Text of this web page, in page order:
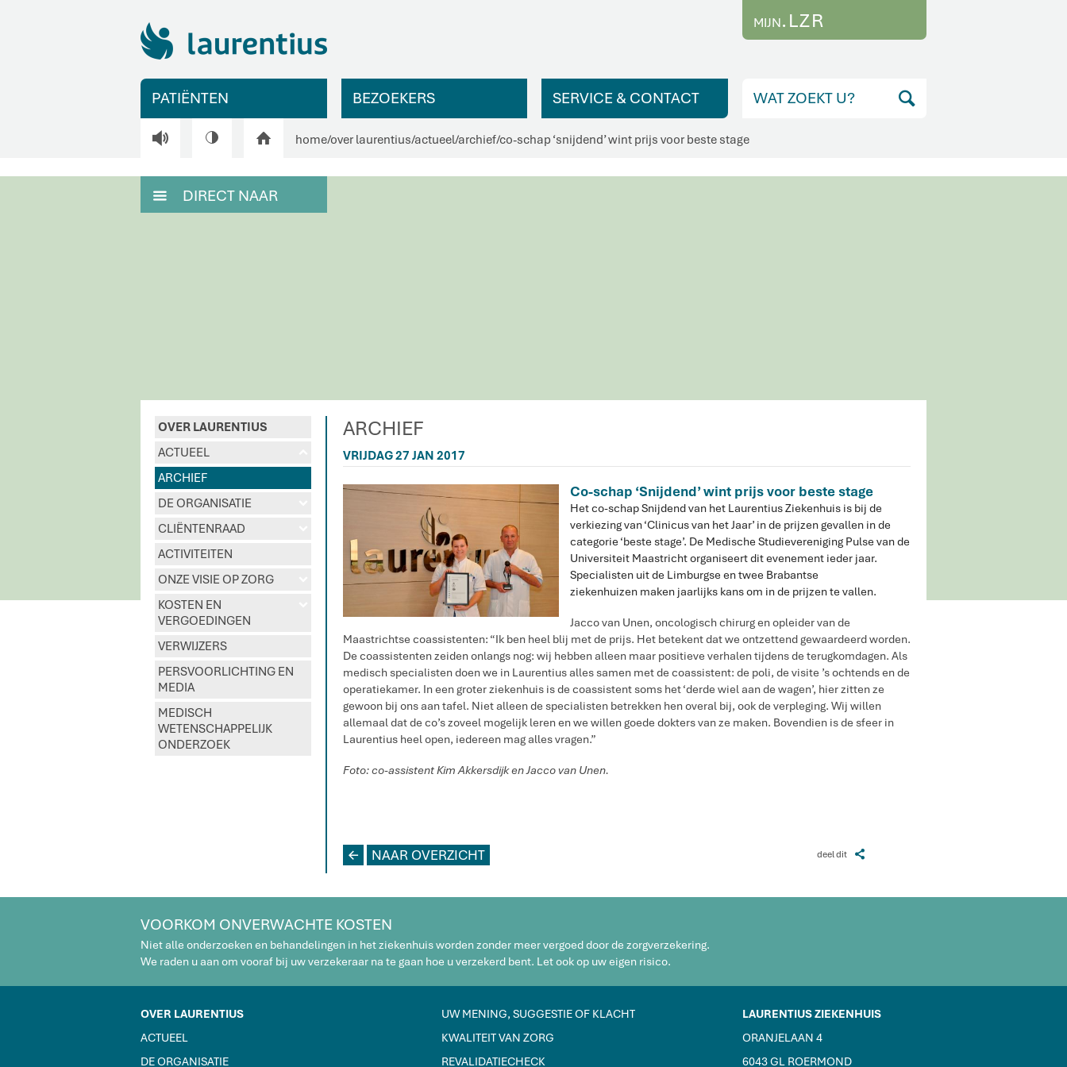
MIJN.LZR
PATIËNTEN BEZOEKERS SERVICE & CONTACT
V H home/over laurentius/actueel/archief/co-schap ‘snijdend’ wint prijs voor beste stage
M DIRECT NAAR
OVER LAURENTIUS
ACTUEEL
ARCHIEF
DE ORGANISATIE
CLIËNTENRAAD
ACTIVITEITEN
ONZE VISIE OP ZORG
KOSTEN EN
VERGOEDINGEN
VERWIJZERS
PERSVOORLICHTING EN
MEDIA
MEDISCH
WETENSCHAPPELIJK
ONDERZOEK
ARCHIEF
VRIJDAG 27 JAN 2017
Co-schap ‘Snijdend’ wint prijs voor beste stage
Het co-schap Snijdend van het Laurentius Ziekenhuis is bij de
verkiezing van ‘Clinicus van het Jaar’ in de prijzen gevallen in de
categorie ‘beste stage’. De Medische Studievereniging Pulse van de
Universiteit Maastricht organiseert dit evenement ieder jaar.
Specialisten uit de Limburgse en twee Brabantse
ziekenhuizen maken jaarlijks kans om in de prijzen te vallen.
Jacco van Unen, oncologisch chirurg en opleider van de
Maastrichtse coassistenten: “Ik ben heel blij met de prijs. Het betekent dat we ontzettend gewaardeerd worden.
De coassistenten zeiden onlangs nog: wij hebben alleen maar positieve verhalen tijdens de terugkomdagen. Als
medisch specialisten doen we in Laurentius alles samen met de coassistent: de poli, de visite ’s ochtends en de
operatiekamer. In een groter ziekenhuis is de coassistent soms het ‘derde wiel aan de wagen’, hier zitten ze
gewoon bij ons aan tafel. Niet alleen de specialisten betrekken hen overal bij, ook de verpleging. Wij willen
allemaal dat de co’s zoveel mogelijk leren en we willen goede dokters van ze maken. Bovendien is de sfeer in
Laurentius heel open, iedereen mag alles vragen.”
Foto: co-assistent Kim Akkersdijk en Jacco van Unen.
deel dit Z
L NAAR OVERZICHT
VOORKOM ONVERWACHTE KOSTEN
Niet alle onderzoeken en behandelingen in het ziekenhuis worden zonder meer vergoed door de zorgverzekering.
We raden u aan om vooraf bij uw verzekeraar na te gaan hoe u verzekerd bent. Let ook op uw eigen risico.
OVER LAURENTIUS
ACTUEEL
DE ORGANISATIE
UW MENING, SUGGESTIE OF KLACHT
KWALITEIT VAN ZORG
REVALIDATIECHECK
LAURENTIUS ZIEKENHUIS
ORANJELAAN 4
6043 GL ROERMOND